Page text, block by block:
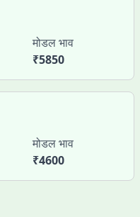
मोडल भाव
₹5850
मोडल भाव
₹4600